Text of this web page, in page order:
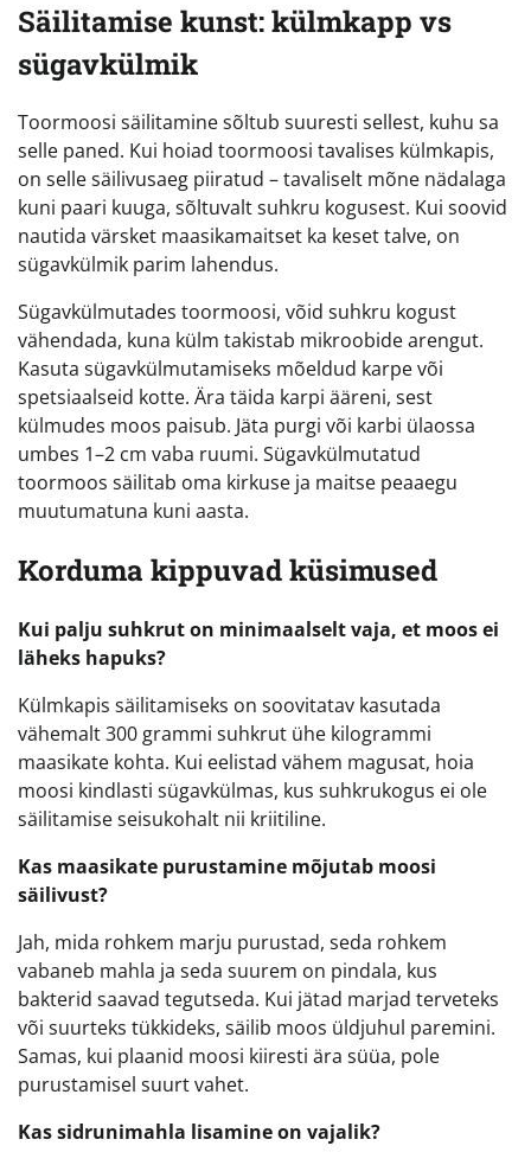
Säilitamise kunst: külmkapp vs
sügavkülmik
Toormoosi säilitamine sõltub suuresti sellest, kuhu sa
selle paned. Kui hoiad toormoosi tavalises külmkapis,
on selle säilivusaeg piiratud – tavaliselt mõne nädalaga
kuni paari kuuga, sõltuvalt suhkru kogusest. Kui soovid
nautida värsket maasikamaitset ka keset talve, on
sügavkülmik parim lahendus.
Sügavkülmutades toormoosi, võid suhkru kogust
vähendada, kuna külm takistab mikroobide arengut.
Kasuta sügavkülmutamiseks mõeldud karpe või
spetsiaalseid kotte. Ära täida karpi ääreni, sest
külmudes moos paisub. Jäta purgi või karbi ülaossa
umbes 1–2 cm vaba ruumi. Sügavkülmutatud
toormoos säilitab oma kirkuse ja maitse peaaegu
muutumatuna kuni aasta.
Korduma kippuvad küsimused
Kui palju suhkrut on minimaalselt vaja, et moos ei
läheks hapuks?
Külmkapis säilitamiseks on soovitatav kasutada
vähemalt 300 grammi suhkrut ühe kilogrammi
maasikate kohta. Kui eelistad vähem magusat, hoia
moosi kindlasti sügavkülmas, kus suhkrukogus ei ole
säilitamise seisukohalt nii kriitiline.
Kas maasikate purustamine mõjutab moosi
säilivust?
Jah, mida rohkem marju purustad, seda rohkem
vabaneb mahla ja seda suurem on pindala, kus
bakterid saavad tegutseda. Kui jätad marjad terveteks
või suurteks tükkideks, säilib moos üldjuhul paremini.
Samas, kui plaanid moosi kiiresti ära süüa, pole
purustamisel suurt vahet.
Kas sidrunimahla lisamine on vajalik?